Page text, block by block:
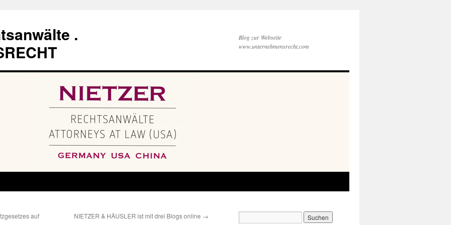
.
Blog zur Webseite
www.unternehmensrecht.com
auf
NIETZER & HÄUSLER ist mit drei Blogs online →